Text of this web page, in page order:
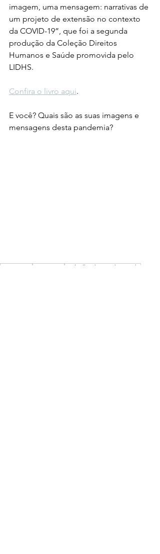
imagem, uma mensagem: narrativas de
um projeto de extensão no contexto
da COVID-19”, que foi a segunda
produção da Coleção Direitos
Humanos e Saúde promovida pelo
LIDHS.
Confira o livro aqui.
E você? Quais são as suas imagens e
mensagens desta pandemia?
Trabalhadores da saúde